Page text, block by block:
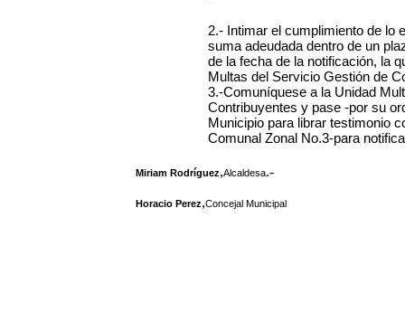
2.- Intimar el cumplimiento de lo
suma adeudada dentro de un
de la fecha de la notificación, la
Multas del Servicio Gestión de
3.-Comuníquese a la Unidad
Contribuyentes y pase -por su
Municipio para librar testimonio
Comunal Zonal No.3-para
Miriam Rodríguez,Alcaldesa.-
Horacio Perez,Concejal Municipal